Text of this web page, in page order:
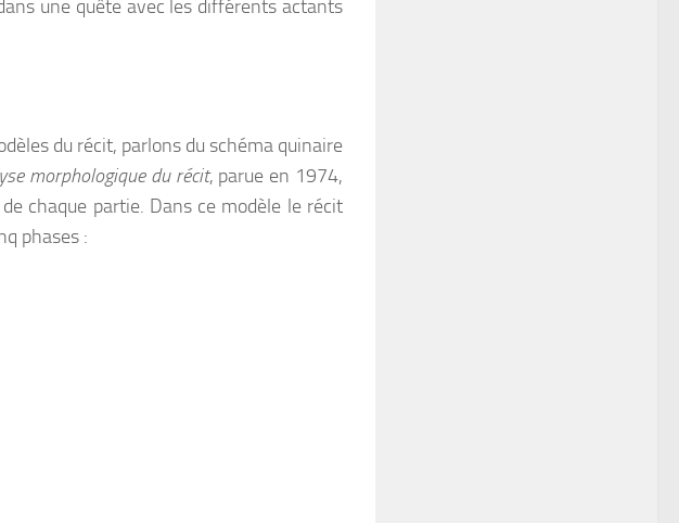
une quête avec les différents actants
du récit, parlons du schéma quinaire
morphologique du récit, parue en 1974,
chaque partie. Dans ce modèle le récit
phases :